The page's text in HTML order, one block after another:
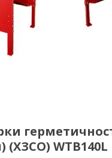
(ХЗСО) WTB140L